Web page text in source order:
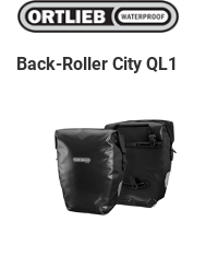
Back-Roller City QL1